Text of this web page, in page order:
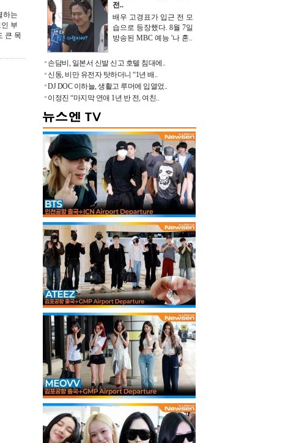
하는
부
큰 목
전..
배우 고경표가 입근 전 모
습으로 등장했다. 8월 7일
방송된 MBC 예능 '나 혼..
손담비, 일본서 신발 신고 호텔 침대에..
신동, 비만 유전자 탓하더니 “1년 배..
DJ DOC 이하늘, 생활고 루머에 입열었..
이정진 “마지막 연애 1년 반 전, 여친..